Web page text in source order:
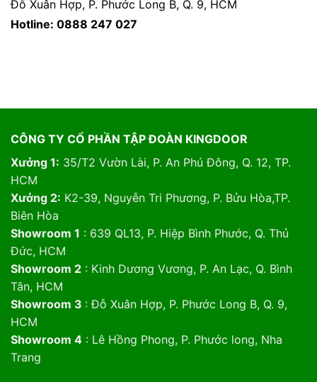
Đỗ Xuân Hợp, P. Phước Long B, Q. 9, HCM
Hotline: 0888 247 027
CÔNG TY CỔ PHẦN TẬP ĐOÀN KINGDOOR
Xưởng 1: 35/T2 Vườn Lài, P. An Phú Đông, Q. 12, TP.
HCM
Xưởng 2: K2-39, Nguyễn Tri Phương, P. Bửu Hòa,TP.
Biên Hòa
Showroom 1 : 639 QL13, P. Hiệp Bình Phước, Q. Thủ
Đức, HCM
Showroom 2: Kinh Dương Vương, P. An Lạc, Q. Bình
Tân, HCM
Showroom 3 : Đỗ Xuân Hợp, P. Phước Long B, Q. 9,
HCM
Showroom 4: Lê Hồng Phong, P. Phước long, Nha
Trang